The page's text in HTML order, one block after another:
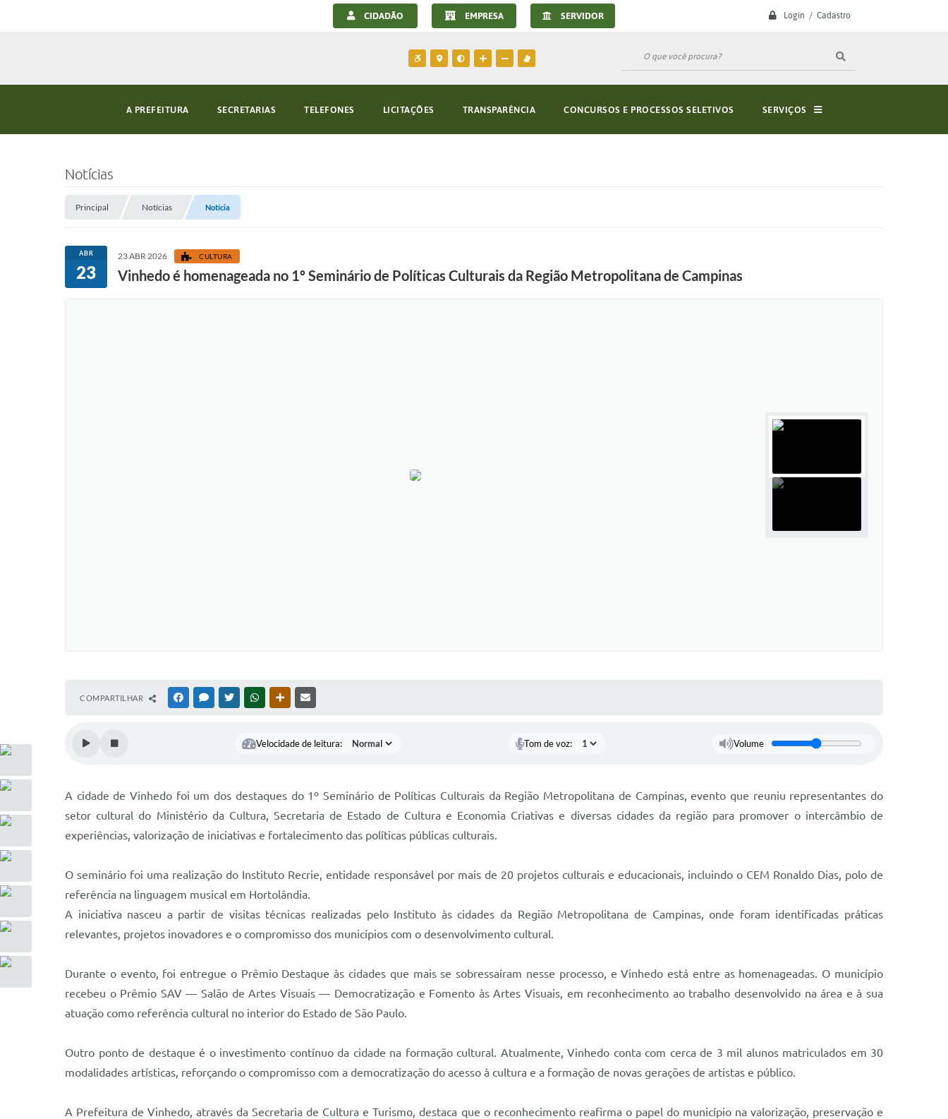
Login / Cadastro
CIDADÃO EMPRESA SERVIDOR
A PREFEITURA SECRETARIAS TELEFONES LICITAÇÕES TRANSPARÊNCIA CONCURSOS E PROCESSOS SELETIVOS SERVIÇOS
Notícias
Principal Notícias Notícia
ABR
23
23 ABR 2026 CULTURA
Vinhedo é homenageada no 1º Seminário de Políticas Culturais da Região Metropolitana de Campinas
COMPARTILHAR FACEBOOKMESSENGER
TWITTERWHATSAPPOUTRAS MÍDIAS
Velocidade de leitura: Tom de voz: Volume
A cidade de Vinhedo foi um dos destaques do 1º Seminário de Políticas Culturais da Região Metropolitana de Campinas, evento que reuniu representantes do
setor cultural do Ministério da Cultura, Secretaria de Estado de Cultura e Economia Criativas e diversas cidades da região para promover o intercâmbio de
experiências, valorização de iniciativas e fortalecimento das políticas públicas culturais.
O seminário foi uma realização do Instituto Recrie, entidade responsável por mais de 20 projetos culturais e educacionais, incluindo o CEM Ronaldo Dias, polo de
referência na linguagem musical em Hortolândia.
A iniciativa nasceu a partir de visitas técnicas realizadas pelo Instituto às cidades da Região Metropolitana de Campinas, onde foram identificadas práticas
relevantes, projetos inovadores e o compromisso dos municípios com o desenvolvimento cultural.
Durante o evento, foi entregue o Prêmio Destaque às cidades que mais se sobressaíram nesse processo, e Vinhedo está entre as homenageadas. O município
recebeu o Prêmio SAV — Salão de Artes Visuais — Democratização e Fomento às Artes Visuais, em reconhecimento ao trabalho desenvolvido na área e à sua
atuação como referência cultural no interior do Estado de São Paulo.
Outro ponto de destaque é o investimento contínuo da cidade na formação cultural. Atualmente, Vinhedo conta com cerca de 3 mil alunos matriculados em 30
modalidades artísticas, reforçando o compromisso com a democratização do acesso à cultura e a formação de novas gerações de artistas e público.
A Prefeitura de Vinhedo, através da Secretaria de Cultura e Turismo, destaca que o reconhecimento reafirma o papel do município na valorização, preservação e